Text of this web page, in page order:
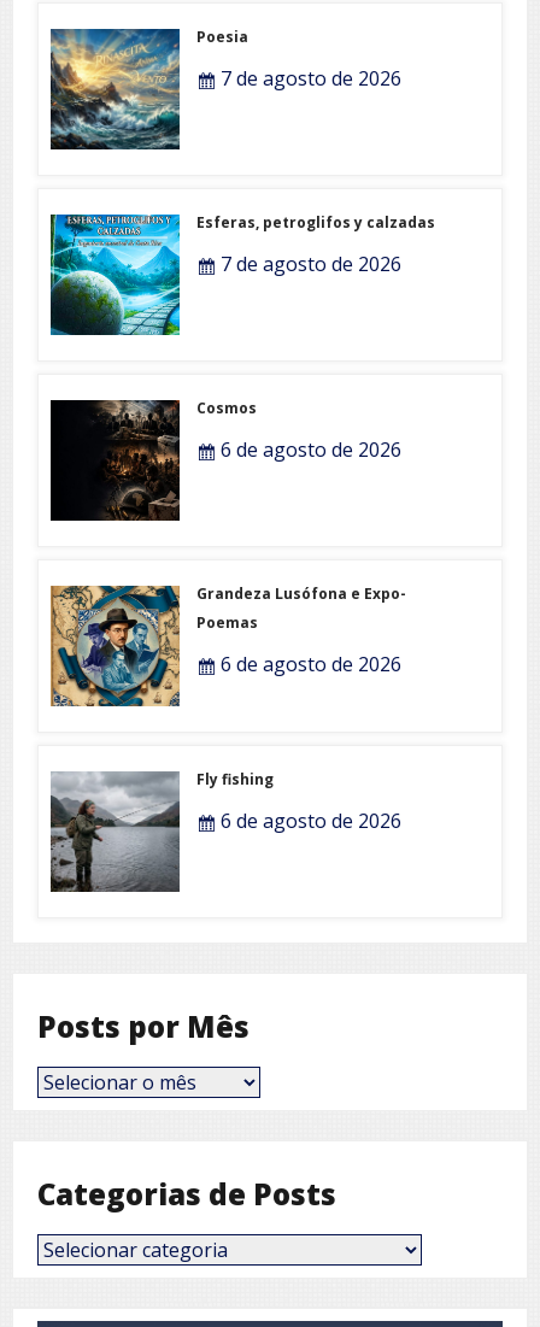
Poesia
7 de agosto de 2026
Esferas, petroglifos y calzadas
7 de agosto de 2026
Cosmos
6 de agosto de 2026
Grandeza Lusófona e Expo-
Poemas
6 de agosto de 2026
Fly fishing
6 de agosto de 2026
Posts por Mês
Posts
por
Categorias de Posts
Categorias
de